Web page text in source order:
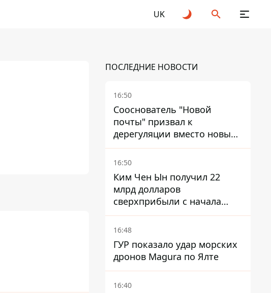
UK
ПОСЛЕДНИЕ НОВОСТИ
16:50
Сооснователь "Новой
почты" призвал к
дерегуляции вместо новых
налогов - Гетманцев против
16:50
Ким Чен Ын получил 22
млрд долларов
сверхприбыли с начала
войны в Украине -
Bloomberg
16:48
ГУР показало удар морских
дронов Magura по Ялте
16:40